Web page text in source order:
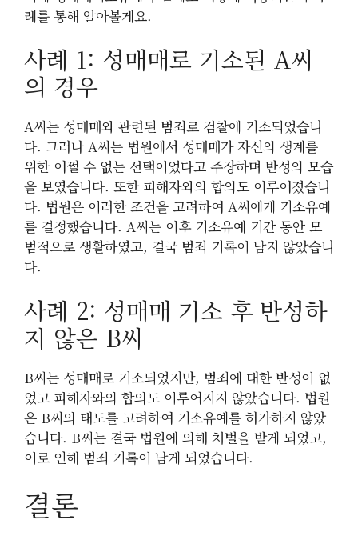
례를 통해 알아볼게요.
사례 1: 성매매로 기소된 A씨
의 경우
A씨는 성매매와 관련된 범죄로 검찰에 기소되었습니
다. 그러나 A씨는 법원에서 성매매가 자신의 생계를
위한 어쩔 수 없는 선택이었다고 주장하며 반성의 모습
을 보였습니다. 또한 피해자와의 합의도 이루어졌습니
다. 법원은 이러한 조건을 고려하여 A씨에게 기소유예
를 결정했습니다. A씨는 이후 기소유예 기간 동안 모
범적으로 생활하였고, 결국 범죄 기록이 남지 않았습니
다.
사례 2: 성매매 기소 후 반성하
지 않은 B씨
B씨는 성매매로 기소되었지만, 범죄에 대한 반성이 없
었고 피해자와의 합의도 이루어지지 않았습니다. 법원
은 B씨의 태도를 고려하여 기소유예를 허가하지 않았
습니다. B씨는 결국 법원에 의해 처벌을 받게 되었고,
이로 인해 범죄 기록이 남게 되었습니다.
결론